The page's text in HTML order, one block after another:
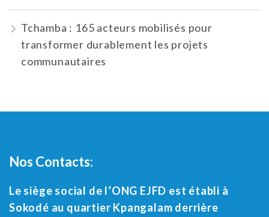
Tchamba : 165 acteurs mobilisés pour
transformer durablement les projets
communautaires
Nos Contacts:
Le siège social de l’ONG EJFD est établi à
Sokodé au quartier Kpangalam derrière